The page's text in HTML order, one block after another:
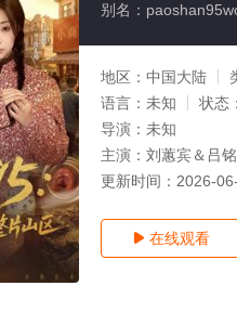
别名：
地区： 中国大陆
语言： 未知 状态：
导演： 未知
主演： 刘蕙宾＆吕
更新时间： 2026-
 在线观看